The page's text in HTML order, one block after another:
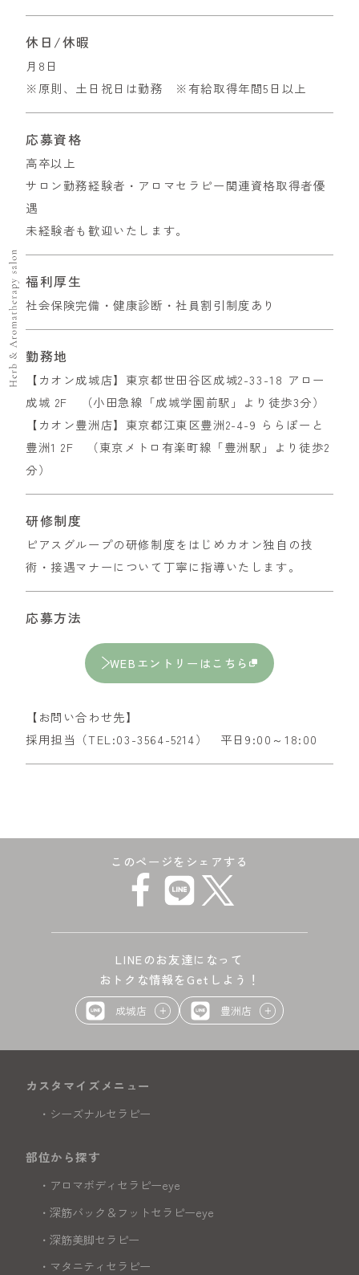
休日/休暇
月8日
※原則、土日祝日は勤務 ※有給取得年間5日以上
応募資格
高卒以上
サロン勤務経験者・アロマセラピー関連資格取得者優
遇
未経験者も歓迎いたします。
福利厚生
社会保険完備・健康診断・社員割引制度あり
勤務地
【カオン成城店】東京都世田谷区成城2-33-18 アロー
成城 2F （小田急線「成城学園前駅」より徒歩3分）
【カオン豊洲店】東京都江東区豊洲2-4-9 ららぽーと
豊洲1 2F （東京メトロ有楽町線「豊洲駅」より徒歩2
分）
研修制度
ピアスグループの研修制度をはじめカオン独自の技
術・接遇マナーについて丁寧に指導いたします。
応募方法
WEBエントリーはこちら
【お問い合わせ先】
採用担当（TEL:03-3564-5214） 平日9:00～18:00
このページをシェアする
LINEのお友達になって
おトクな情報をGetしよう！
成城店 豊洲店
カスタマイズメニュー
シーズナルセラピー
部位から探す
アロマボディセラピーeye
深筋バック＆フットセラピーeye
深筋美脚セラピー
マタニティセラピー